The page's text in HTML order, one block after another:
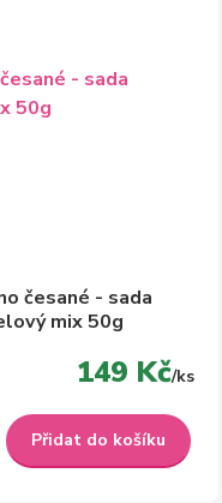
česané - sada
mix 50g
149 Kč/ks
Přidat do košíku